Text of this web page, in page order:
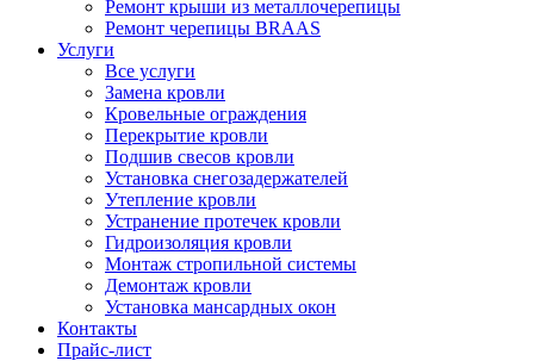
Ремонт крыши из металлочерепицы
Ремонт черепицы BRAAS
Услуги
Все услуги
Замена кровли
Кровельные ограждения
Перекрытие кровли
Подшив свесов кровли
Установка снегозадержателей
Утепление кровли
Устранение протечек кровли
Гидроизоляция кровли
Монтаж стропильной системы
Демонтаж кровли
Установка мансардных окон
Контакты
Прайс-лист